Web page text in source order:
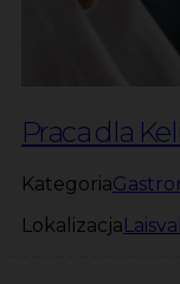
Praca dla
Kategoria
Lokalizacja Laisvall